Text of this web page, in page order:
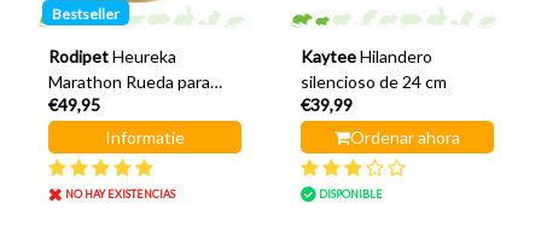
Bestseller
Rodipet Heureka
Marathon Rueda para
correr 30 cm
€49,95
Informatie
NO HAY EXISTENCIAS
Kaytee Hilandero
silencioso de 24 cm
€39,99
Ordenar ahora
DISPONIBLE